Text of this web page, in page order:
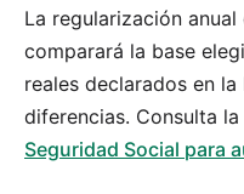
La regularización
comparará la base
reales declarados en
diferencias. Consulta la
Seguridad Social para